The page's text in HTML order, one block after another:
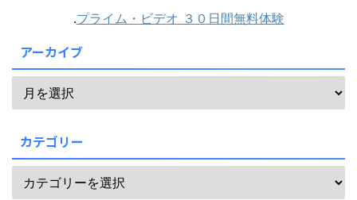
.プライム・ビデオ ３０日間無料体験
アーカイブ
カテゴリー